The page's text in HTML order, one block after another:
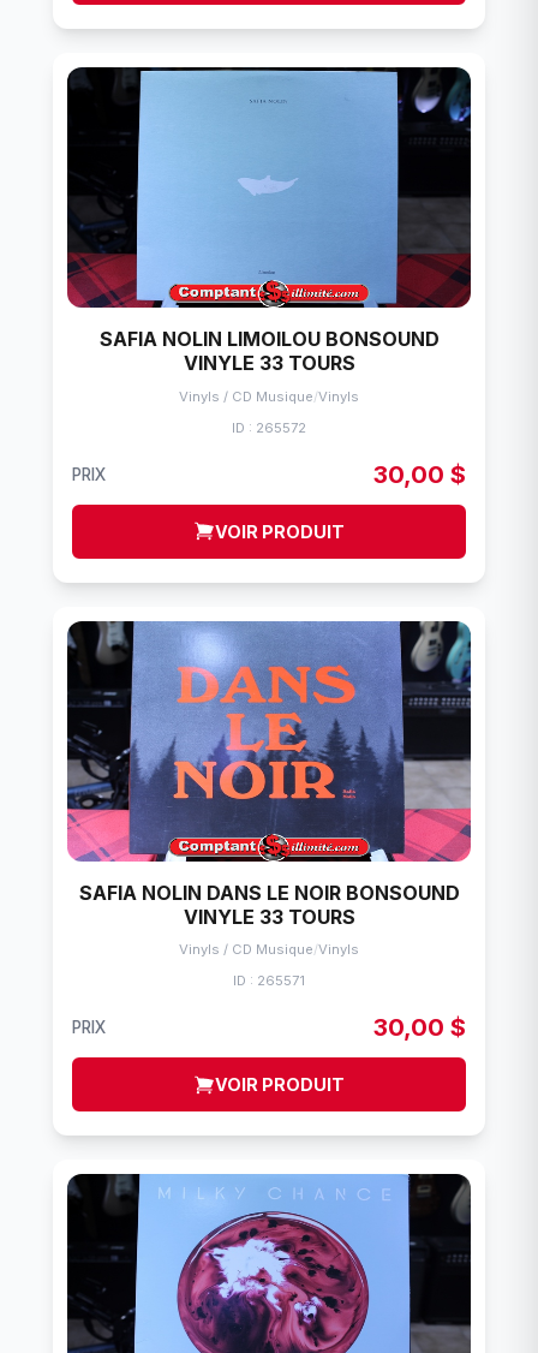
SAFIA NOLIN LIMOILOU BONSOUND
VINYLE 33 TOURS
Vinyls / CD Musique/Vinyls
ID : 265572
PRIX 30,00 $
VOIR PRODUIT
SAFIA NOLIN DANS LE NOIR BONSOUND
VINYLE 33 TOURS
Vinyls / CD Musique/Vinyls
ID : 265571
PRIX 30,00 $
VOIR PRODUIT